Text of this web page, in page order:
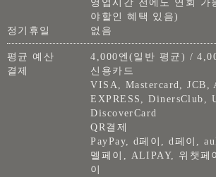
영업시간 전에도 연회 가
야할인 혜택 있음)
정기휴일
없음
평균 예산
4,000엔(일반 평균) /
결제
신용카드
VISA, Mastercard, JCB,
EXPRESS, DinersClub,
DiscoverCard
QR결제
PayPay, d페이, d페이,
멜페이, ALIPAY, 위챗페
이